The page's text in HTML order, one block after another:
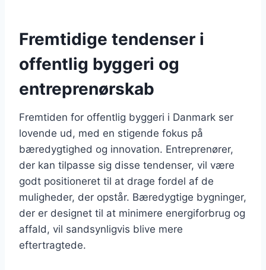
Fremtidige tendenser i
offentlig byggeri og
entreprenørskab
Fremtiden for offentlig byggeri i Danmark ser
lovende ud, med en stigende fokus på
bæredygtighed og innovation. Entreprenører,
der kan tilpasse sig disse tendenser, vil være
godt positioneret til at drage fordel af de
muligheder, der opstår. Bæredygtige bygninger,
der er designet til at minimere energiforbrug og
affald, vil sandsynligvis blive mere
eftertragtede.